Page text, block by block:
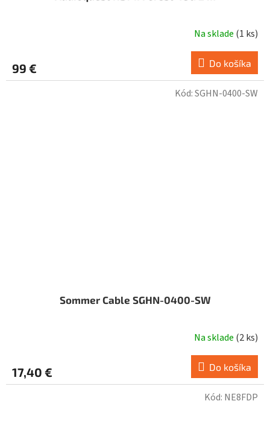
Na sklade (1 ks)
99 € Do košíka
Sommer Cable SGHN-0400-SW
Na sklade (2 ks)
17,40 € Do košíka
Kód:SGHN-0400-SW
Kód: NE8FDP